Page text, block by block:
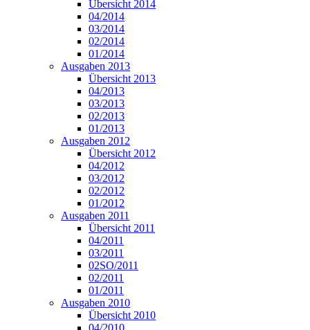
Übersicht 2014
04/2014
03/2014
02/2014
01/2014
Ausgaben 2013
Übersicht 2013
04/2013
03/2013
02/2013
01/2013
Ausgaben 2012
Übersicht 2012
04/2012
03/2012
02/2012
01/2012
Ausgaben 2011
Übersicht 2011
04/2011
03/2011
02SO/2011
02/2011
01/2011
Ausgaben 2010
Übersicht 2010
04/2010